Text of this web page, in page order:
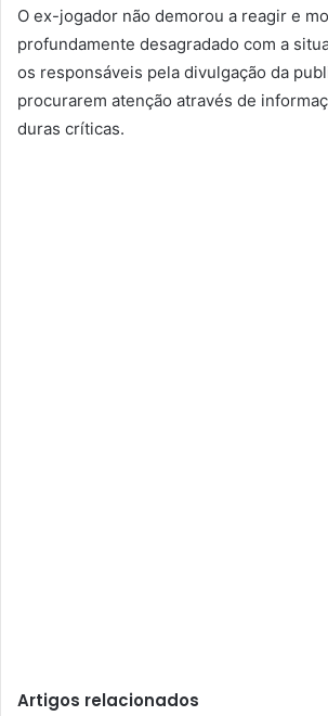
O ex-jogador não demorou a reagir e
profundamente desagradado com a
os responsáveis pela divulgação da
procurarem atenção através de
duras críticas.
Artigos relacionados